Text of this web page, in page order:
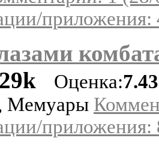
приложения:
29k Оценка:
Мемуары
приложения: